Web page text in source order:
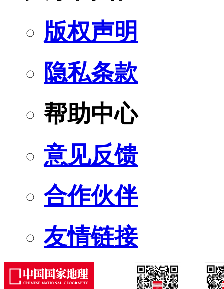
版权声明
隐私条款
帮助中心
意见反馈
合作伙伴
友情链接